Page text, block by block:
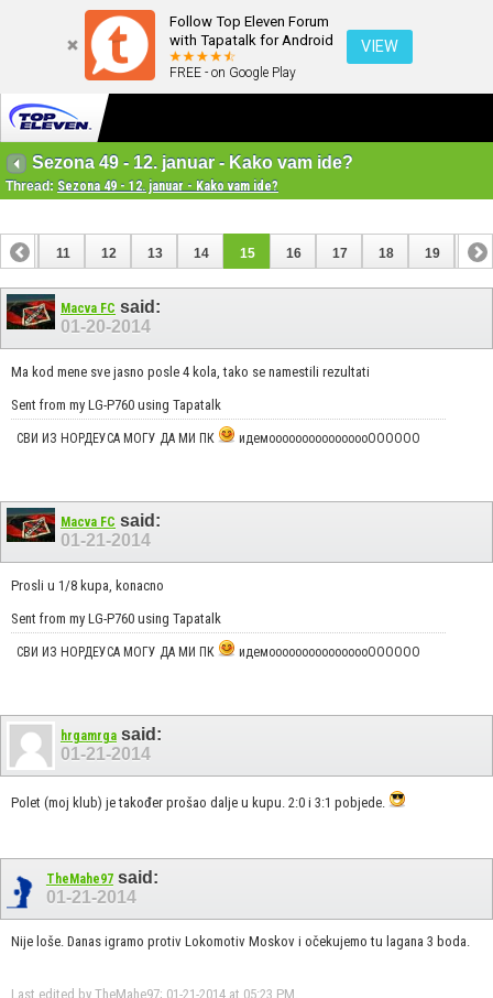
Follow Top Eleven Forum
with Tapatalk for Android
FREE - on Google Play
VIEW
Sezona 49 - 12. januar - Kako vam ide?
Thread: Sezona 49 - 12. januar - Kako vam ide?
10 11 12 13 14 15 16 17 18 19 20
Macva FC said:
01-20-2014
Ma kod mene sve jasno posle 4 kola, tako se namestili rezultati
Sent from my LG-P760 using Tapatalk
СВИ ИЗ НОРДЕУСА МОГУ ДА МИ ПК идемоооооооооооооооОООООО
Macva FC said:
01-21-2014
Prosli u 1/8 kupa, konacno
Sent from my LG-P760 using Tapatalk
СВИ ИЗ НОРДЕУСА МОГУ ДА МИ ПК идемоооооооооооооооОООООО
hrgamrga said:
01-21-2014
Polet (moj klub) je također prošao dalje u kupu. 2:0 i 3:1 pobjede.
TheMahe97said:
01-21-2014
Nije loše. Danas igramo protiv Lokomotiv Moskov i očekujemo tu lagana 3 boda.
Last edited by TheMahe97; 01-21-2014 at 05:23 PM